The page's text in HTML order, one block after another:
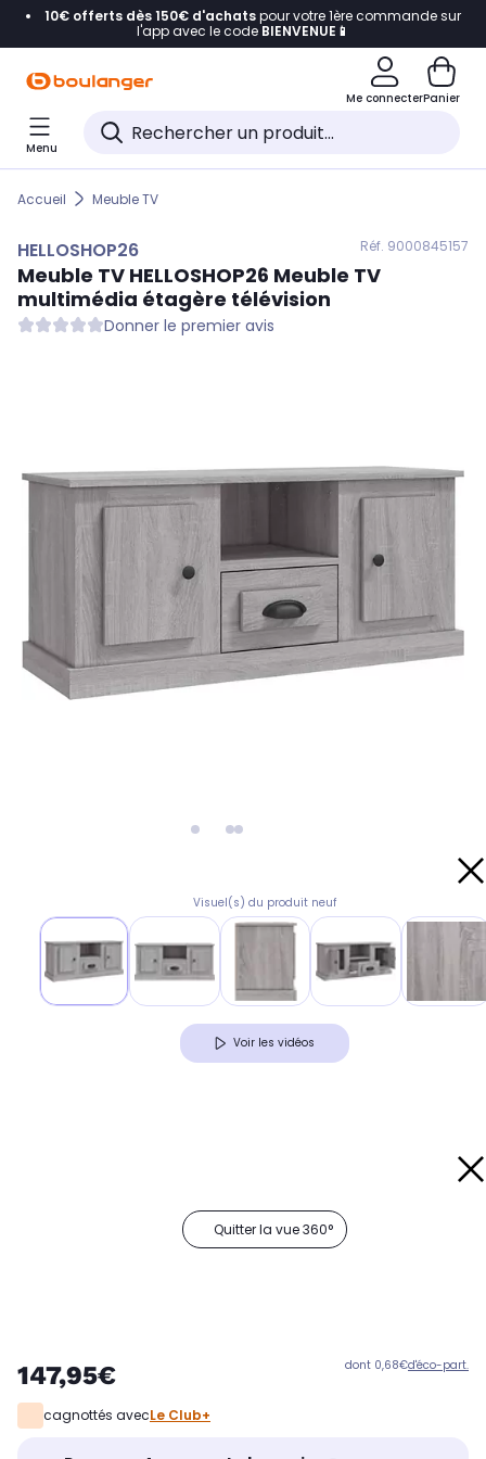
Accéder directement à la navigation
Accéder directement au pied de page
Accéder directement au chatbot
10€ offerts dès 150€ d'achatspour votre 1ère commande sur
l'app avec le code BIENVENUE📱
Me connecterPanier
Menu
Accueil Meuble TV
HELLOSHOP26 Réf. 9000845157
Meuble TV HELLOSHOP26 Meuble TV
multimédia étagère télévision
Donner le premier avis
Visuel(s) du produit neuf
Voir les vidéos
Quitter la vue 360°
147,95€ dont 0,68€d'éco-part.
cagnottés avecLe Club+